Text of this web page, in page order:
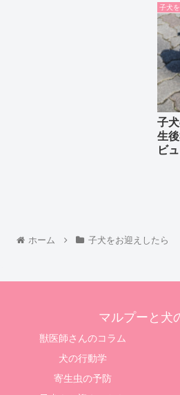
子犬
子
生
ビ
ホーム 子犬をお迎えしたら
マルプーと犬
獣医師さんのコラム
犬の行動学
寄生虫の予防